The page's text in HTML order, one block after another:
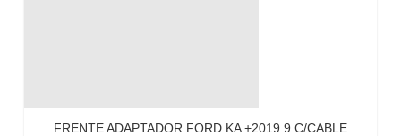
FRENTE ADAPTADOR FORD KA +2019 9 C/CABLE